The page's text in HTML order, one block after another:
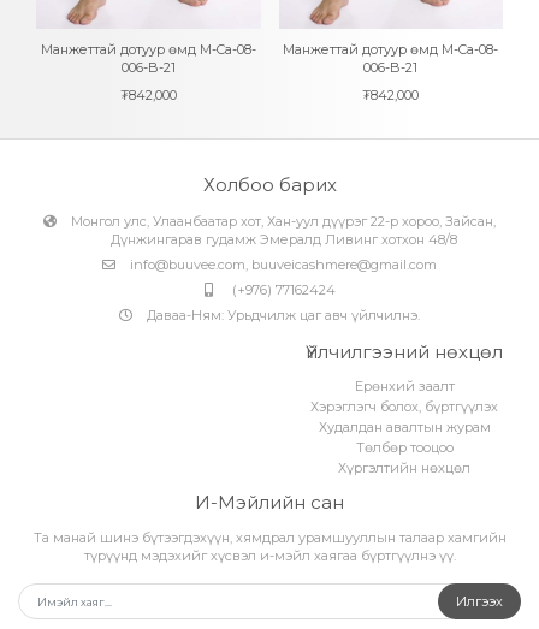
Манжеттай дотуур өмд M-Ca-08-
006-B-21
842,000
₮
Манжеттай дотуур өмд M-Ca-08-
006-B-21
842,000
₮
Холбоо барих
Монгол улс, Улаанбаатар хот, Хан-уул дүүрэг 22-р хороо, Зайсан,
Дүнжингарав гудамж Эмералд Ливинг хотхон 48/8
info@buuvee.com, buuveicashmere@gmail.com
(+976) 77162424
Даваа-Ням: Урьдчилж цаг авч үйлчилнэ.
Үйлчилгээний нөхцөл
Ерөнхий заалт
Хэрэглэгч болох, бүртгүүлэх
Худалдан авалтын журам
Төлбөр тооцоо
Хүргэлтийн нөхцөл
И-Мэйлийн сан
Та манай шинэ бүтээгдэхүүн, хямдрал урамшууллын талаар хамгийн
түрүүнд мэдэхийг хүсвэл и-мэйл хаягаа бүртгүүлнэ үү.
Илгээх